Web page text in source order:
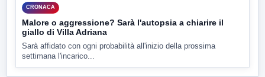
CRONACA
Malore o aggressione? Sarà l'autopsia a chiarire il
giallo di Villa Adriana
Sarà affidato con ogni probabilità all'inizio della prossima
settimana l'incarico...